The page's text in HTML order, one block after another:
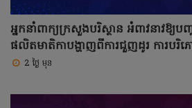
អ្នកនាំពាក្យក្រសួងបរិស្ថាន អំពាវនាវឱ្យប
ផលិតមាតិកាបង្ហាញពីការជួញដូរ ការបរិភ
2 ថ្ងៃ មុន